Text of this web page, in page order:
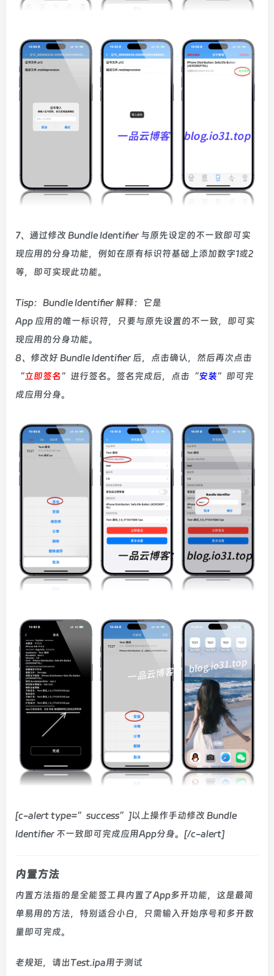
7、通过修改 Bundle Identifier 与原先设定的不一致即可实
现应用的分身功能，例如在原有标识符基础上添加数字1或2
等，即可实现此功能。
Tisp：Bundle Identifier 解释：它是
App 应用的唯一标识符，只要与原先设置的不一致，即可实
现应用的分身功能。
8、修改好 Bundle Identifier 后，点击确认，然后再次点击
“立即签名”进行签名。签名完成后，点击“安装”即可完
成应用分身。
[c-alert type=”success”]以上操作手动修改 Bundle
Identifier 不一致即可完成应用App分身。[/c-alert]
内置方法
内置方法指的是全能签工具内置了App多开功能，这是最简
单易用的方法，特别适合小白，只需输入开始序号和多开数
量即可完成。
老规矩，请出Test.ipa用于测试